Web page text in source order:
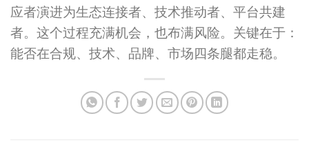
应者演进为生态连接者、技术推动者、平台共建
者。这个过程充满机会，也布满风险。关键在于：
能否在合规、技术、品牌、市场四条腿都走稳。